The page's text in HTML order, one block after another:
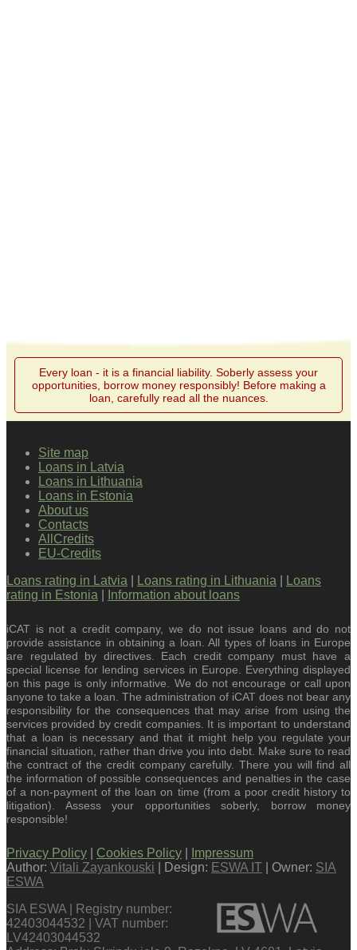
Every loan - it is a financial liability. Soberly assess your
opportunities, borrow money responsibly! Before making a
loan, carefully read all the nuances.
Site map
Loans in Latvia
Loans in Lithuania
Loans in Estonia
About us
Contacts
AllCredits
EU-Credits
Loans rating in Latvia
Loans rating in Lithuania
Loans
rating in Estonia
Information about loans
iCAT is not a credit company, we do not issue loans and do not
provide assistance in obtaining a loan. All types of loans in Europe
are regulated by directives. Each credit company must have a
special license for lending services in Europe. Everything displayed
on this page is only informative. We do not encourage or call upon
anyone to take a loan. The administration of iCAT does not bear any
responsibility for the consequences that may arise from using the
services provided by credit companies. It is important to understand
that a loan is necessary and that it might help you regulate your
financial situation, rather than drive you into debt. Make sure to read
the contract of the credit company carefully. There you will find all
the information of possible consequences and penalties in the case
of a non-payment of the loan on time (from a poor credit history to
litigation). Assess your opportunities soberly, borrow money
responsible!
Privacy Policy Cookies Policy
Impressum
Author: Vitali Zayankouski | Design: ESWA IT | Owner: SIA
ESWA
SIA ESWA | Registry number:
42403044532 | VAT number:
LV42403044532